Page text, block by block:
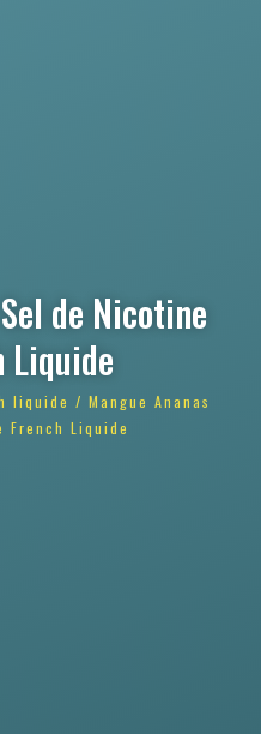
de Nicotine
Liquide
liquide / Mangue Ananas
French Liquide